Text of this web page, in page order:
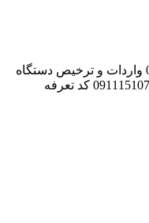
ترخیص دستگاه گردباف 09111510767 واردات و ترخیص دستگاه
گردباف از گمرک تعرفه 84462100 09111510767 کد تعرفه